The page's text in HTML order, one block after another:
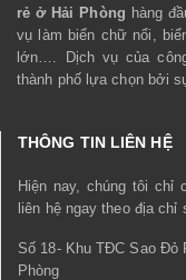
rẻ ở Hải Phòng hàng
vụ làm biển chữ nổi,
lớn…. Dịch vụ của
thành phố lựa chọn bởi
THÔNG TIN LIÊN HỆ
Hiện nay, chúng tôi chỉ
liên hệ ngay theo địa chỉ
Số 18- Khu TĐC Sao Đỏ
Phòng